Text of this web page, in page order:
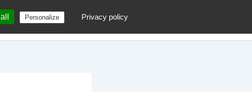
blog Contactez moi ! Archives
Personalize Privacy policy